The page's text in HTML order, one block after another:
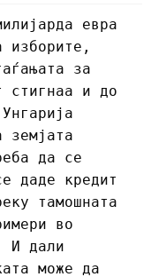
евра
изборите,
за
стигнаа и до
земјата
да се
даде кредит
тамошната
во
И дали
може да